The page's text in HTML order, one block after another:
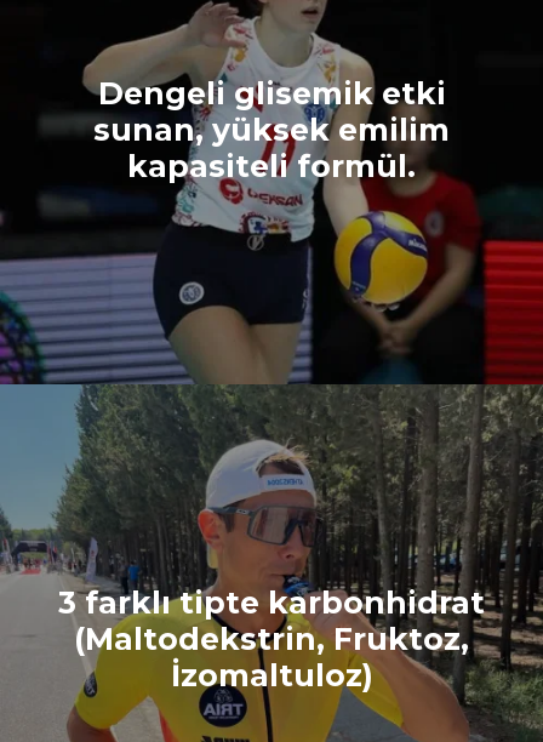
Dengeli glisemik etki
sunan, yüksek emilim
kapasiteli formül.
3 farklı tipte karbonhidrat
(Maltodekstrin, Fruktoz,
İzomaltuloz)